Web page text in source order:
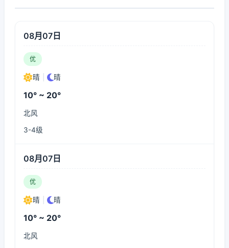
08月07日
优
晴 晴
10° ~ 20°
北风
3-4级
08月07日
优
晴 晴
10° ~ 20°
北风